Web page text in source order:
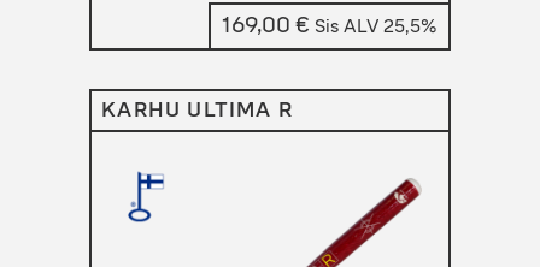
169,00 € Sis ALV 25,5%
KARHU ULTIMA R